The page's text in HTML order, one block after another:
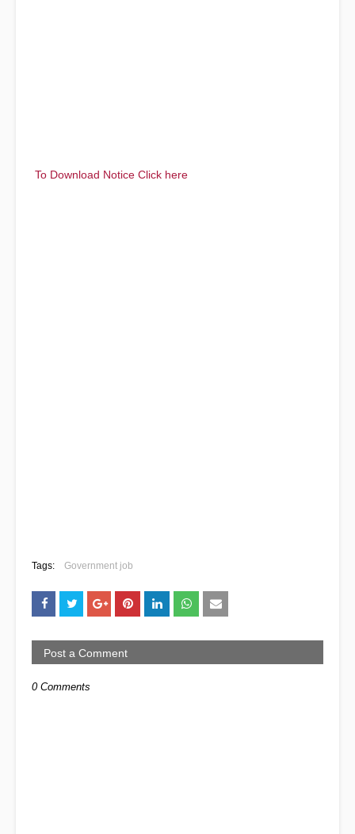
To Download Notice Click here
Tags: Government job
Post a Comment
0 Comments